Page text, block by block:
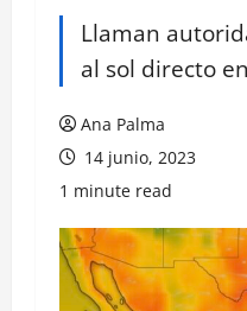
Llaman
al sol directo
Ana Palma
14 junio, 2023
1 minute read